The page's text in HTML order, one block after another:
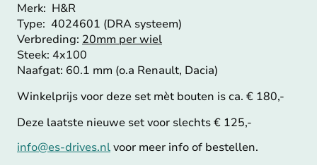
Merk: H&R
Type: 4024601 (DRA systeem)
Verbreding: 20mm per wiel
Steek: 4x100
Naafgat: 60.1 mm (o.a Renault, Dacia)
Winkelprijs voor deze set mèt bouten is ca. € 180,-
Deze laatste nieuwe set voor slechts € 125,-
info@es-drives.nlvoor meer info of bestellen.